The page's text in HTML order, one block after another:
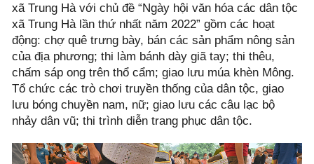
xã Trung Hà với chủ đề “Ngày hội văn hóa các dân tộc
xã Trung Hà lần thứ nhất năm 2022” gồm các hoạt
động: chợ quê trưng bày, bán các sản phẩm nông sản
của địa phương; thi làm bánh dày giã tay; thi thêu,
chấm sáp ong trên thổ cẩm; giao lưu múa khèn Mông.
Tổ chức các trò chơi truyền thống của dân tộc, giao
lưu bóng chuyền nam, nữ; giao lưu các câu lạc bộ
nhảy dân vũ; thi trình diễn trang phục dân tộc.